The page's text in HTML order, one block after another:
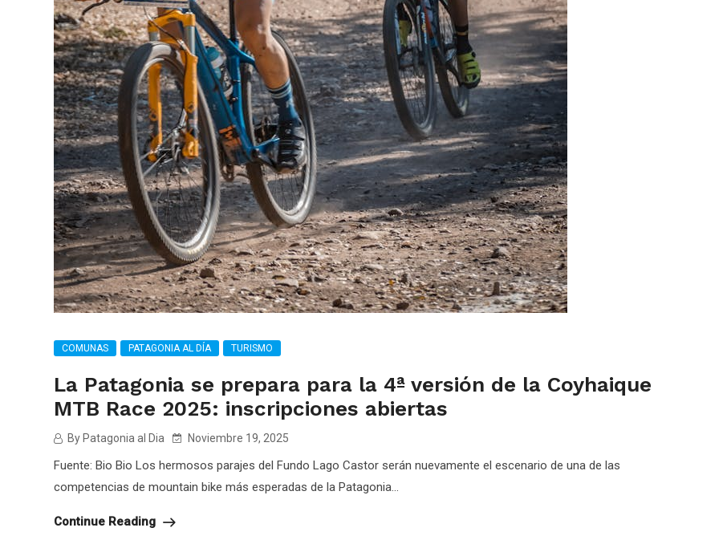
COMUNAS PATAGONIA AL DÍA TURISMO
La Patagonia se prepara para la 4ª versión de la Coyhaique
MTB Race 2025: inscripciones abiertas
By Patagonia al Dia Noviembre 19, 2025
Fuente: Bio Bio Los hermosos parajes del Fundo Lago Castor serán nuevamente el escenario de una de las
competencias de mountain bike más esperadas de la Patagonia...
Continue Reading